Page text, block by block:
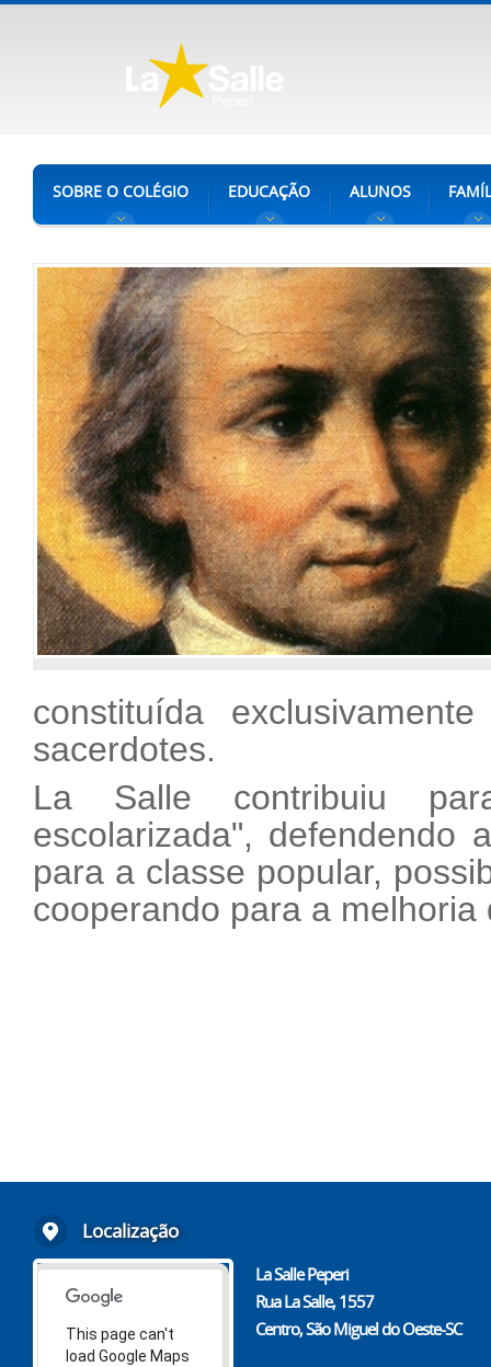
SOBRE O COLÉGIO EDUCAÇÃO ALUNOS
constituída
sacerdotes.
La Salle contribuiu
escolarizada", defendendo
para a classe popular,
cooperando para a melhoria
Localização
This page can't
load Google Maps
La Salle Peperi
Rua La Salle, 1557
Centro, São Miguel do Oeste-SC